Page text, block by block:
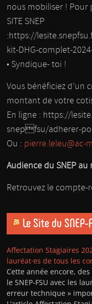
nous mobiliser ! Pour
SITE SNEP
:https://
kit-DHG-complet-
• Syndique- toi !
Vous bénéficiez d’un
montant de votre
En ligne : https://
snepfsu/adherer-
Ou : pierre.leleu@ac-
Audience du SNEP
Retrouvez le compte-
Le Site du SNEP-
Affectation Stagiaires
lauréat·es de tous les
Cette année encore,
le SNEP-FSU avec les
erreur technique »